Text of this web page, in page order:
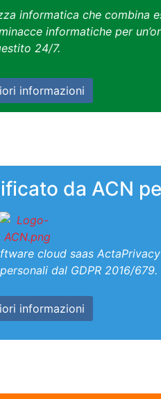
informatica che
informatiche per
24/7.
informazioni
da ACN
cloud saas
dal GDPR 2016/679.
informazioni